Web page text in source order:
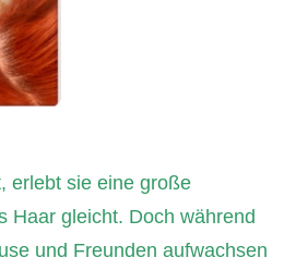
erlebt sie eine große
Haar gleicht. Doch während
und Freunden aufwachsen